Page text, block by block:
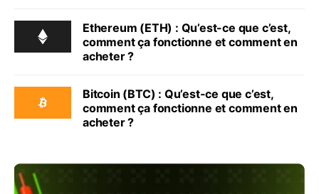
Ethereum (ETH) : Qu’est-ce que c’est,
comment ça fonctionne et comment en
acheter ?
Bitcoin (BTC) : Qu’est-ce que c’est,
comment ça fonctionne et comment en
acheter ?